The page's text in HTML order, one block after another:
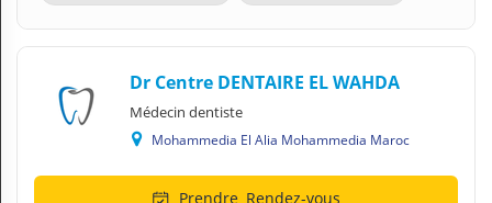
Dr Centre DENTAIRE EL WAHDA
Médecin dentiste
Mohammedia El Alia Mohammedia Maroc
Prendre Rendez-vous